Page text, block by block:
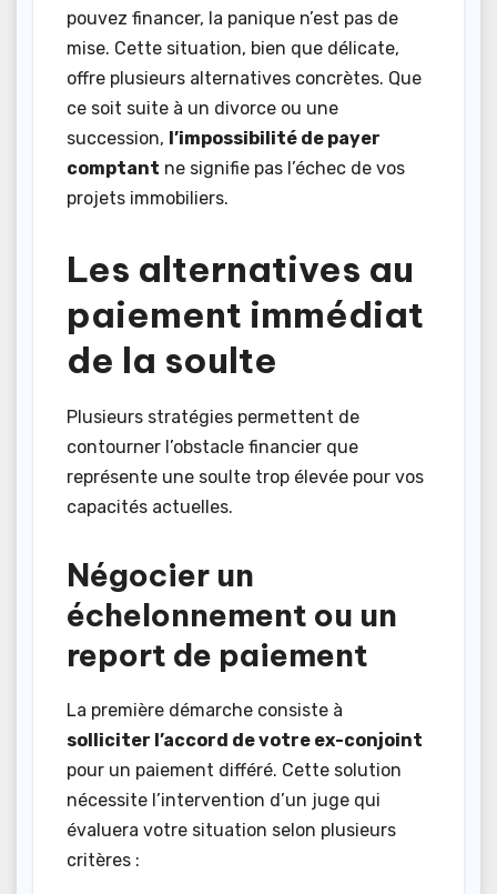
pouvez financer, la panique n’est pas de
mise. Cette situation, bien que délicate,
offre plusieurs alternatives concrètes. Que
ce soit suite à un divorce ou une
succession, l’impossibilité de payer
comptant ne signifie pas l’échec de vos
projets immobiliers.
Les alternatives au
paiement immédiat
de la soulte
Plusieurs stratégies permettent de
contourner l’obstacle financier que
représente une soulte trop élevée pour vos
capacités actuelles.
Négocier un
échelonnement ou un
report de paiement
La première démarche consiste à
solliciter l’accord de votre ex-conjoint
pour un paiement différé. Cette solution
nécessite l’intervention d’un juge qui
évaluera votre situation selon plusieurs
critères :